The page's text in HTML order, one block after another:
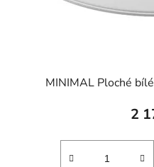
MINIMAL Ploché
2